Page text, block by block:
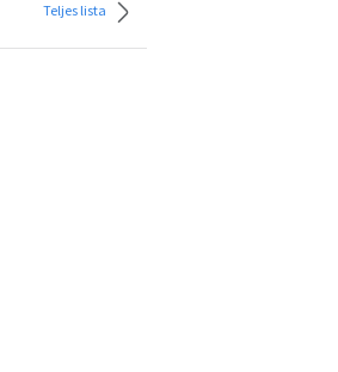
Teljes lista